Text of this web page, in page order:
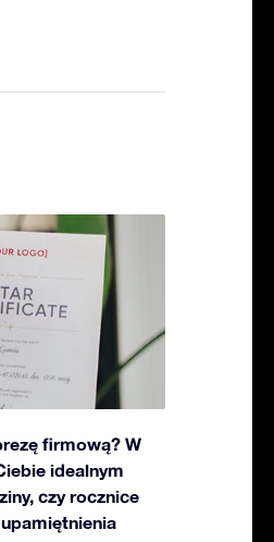
firmową? W
idealnym
czy rocznice